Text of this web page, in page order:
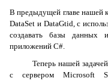
В предыдущей главе нашей
DataSet и DataGtid, с
создавать базы
приложений C#.
Теперь нашей
с сервером Microsoft